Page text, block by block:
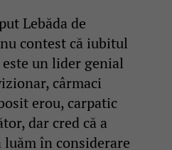
Lebăda de
contest că iubitul
un lider genial
cârmaci
erou, carpatic
dar cred că a
în considerare